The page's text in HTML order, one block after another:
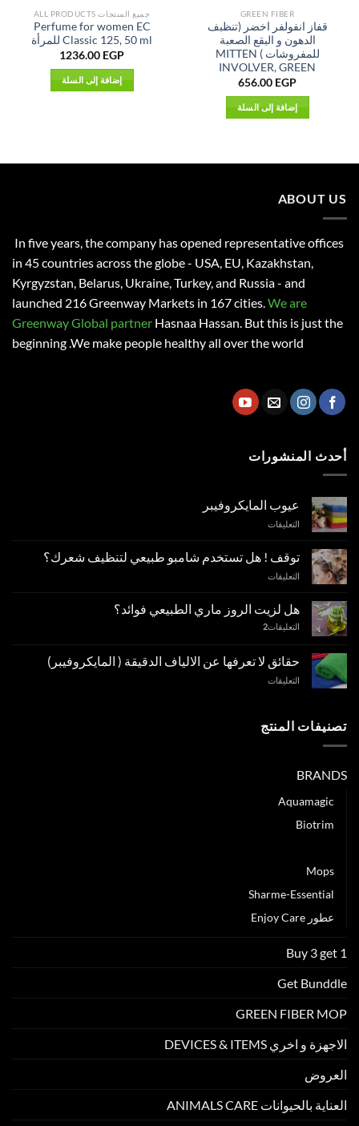
GREEN FIBER
قفاز انفولفر اخضر (تنظبف
الدهون و البقع الصعبة
للمفروشات ) MITTEN
INVOLVER, GREEN
656.00 EGP
إضافة إلى السلة
جميع المنتجات ALL PRODUCTS
Perfume for women EC
Classic 125, 50 ml للمرأة
1236.00 EGP
إضافة إلى السلة
ABOUT US
In five years, the company has opened representative offices
in 45 countries across the globe - USA, EU, Kazakhstan,
Kyrgyzstan, Belarus, Ukraine, Turkey, and Russia - and
launched 216 Greenway Markets in 167 cities. We are
Greenway Global partner Hasnaa Hassan . But this is just the
beginning .We make people healthy all over the world
أحدث المنشورات
عيوب المايكروفيبر
التعليقاتعلى
المايكروفيبر
مغلقة
توقف ! هل تستخدم شامبو طبيعي لتنظيف شعرك؟
التعليقاتعلى
هل
تستخدم
طبيعي
لتنظيف
شعرك؟
هل لزيت الروز ماري الطبيعي فوائد؟
التعليقات2
حقائق لا تعرفها عن الالياف الدقيقة ( المايكروفيبر)
التعليقاتعلى
عن
تصنيفات المنتج
BRANDS
Aquamagic
Biotrim
Mops
Sharme-Essential
عطور Enjoy Care
Buy 3 get 1
Get Bunddle
GREEN FIBER MOP
الاجهزة و اخري DEVICES & ITEMS
العروض
العناية بالحيوانات ANIMALS CARE